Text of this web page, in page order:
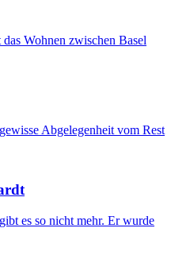
Wohnen zwischen Basel
Abgelegenheit vom Rest
es so nicht mehr. Er wurde